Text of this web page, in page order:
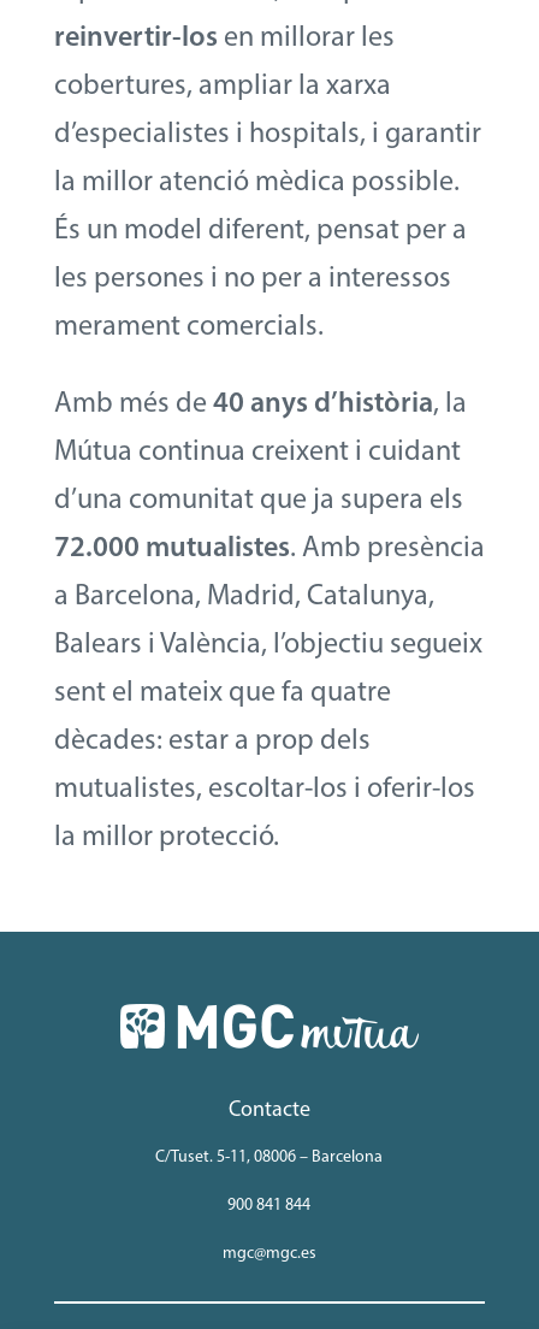
reinvertir-los en millorar les
cobertures, ampliar la xarxa
d’especialistes i hospitals, i garantir
la millor atenció mèdica possible.
És un model diferent, pensat per a
les persones i no per a interessos
merament comercials.
Amb més de 40 anys d’història, la
Mútua continua creixent i cuidant
d’una comunitat que ja supera els
72.000 mutualistes. Amb presència
a Barcelona, Madrid, Catalunya,
Balears i València, l’objectiu segueix
sent el mateix que fa quatre
dècades: estar a prop dels
mutualistes, escoltar-los i oferir-los
la millor protecció.
Contacte
C/Tuset. 5-11, 08006 – Barcelona
900 841 844
mgc@mgc.es